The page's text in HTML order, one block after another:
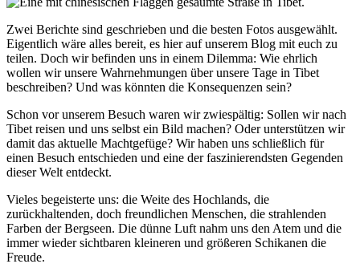
Zwei Berichte sind geschrieben und die besten Fotos ausgewählt.
Eigentlich wäre alles bereit, es hier auf unserem Blog mit euch zu
teilen. Doch wir befinden uns in einem Dilemma: Wie ehrlich
wollen wir unsere Wahrnehmungen über unsere Tage in Tibet
beschreiben? Und was könnten die Konsequenzen sein?
Schon vor unserem Besuch waren wir zwiespältig: Sollen wir nach
Tibet reisen und uns selbst ein Bild machen? Oder unterstützen wir
damit das aktuelle Machtgefüge? Wir haben uns schließlich für
einen Besuch entschieden und eine der faszinierendsten Gegenden
dieser Welt entdeckt.
Vieles begeisterte uns: die Weite des Hochlands, die
zurückhaltenden, doch freundlichen Menschen, die strahlenden
Farben der Bergseen. Die dünne Luft nahm uns den Atem und die
immer wieder sichtbaren kleineren und größeren Schikanen die
Freude.